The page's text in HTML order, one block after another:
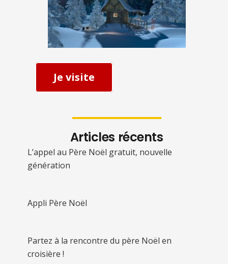
Je visite
Articles récents
L’appel au Père Noël gratuit, nouvelle
génération
Appli Père Noël
Partez à la rencontre du père Noël en
croisière !